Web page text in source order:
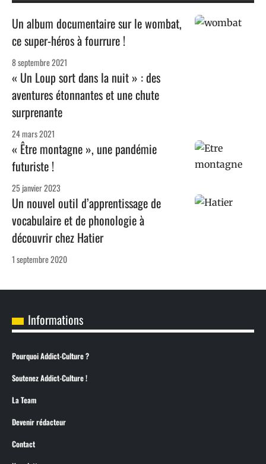
Un album documentaire sur le wombat,
ce super-héros à fourrure !
8 septembre 2021
« Un Loup sort dans la nuit » : des
aventures étonnantes et une chute
surprenante
24 mars 2021
« Être montagne », une pandémie
futuriste !
25 janvier 2023
Un nouvel outil d’apprentissage de
vocabulaire et de phonologie à
découvrir chez Hatier
1 septembre 2020
Informations
Pourquoi Addict-Culture ?
Soutenez Addict-Culture !
La Team
Devenir rédacteur
Contact